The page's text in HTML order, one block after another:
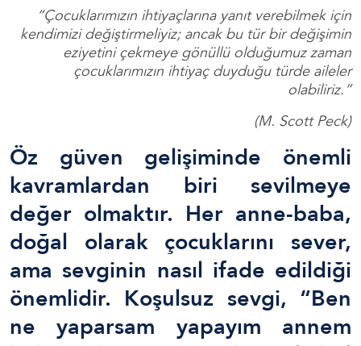
“Çocuklarımızın ihtiyaçlarına yanıt verebilmek için
kendimizi değiştirmeliyiz; ancak bu tür bir değişimin
eziyetini çekmeye gönüllü olduğumuz zaman
çocuklarımızın ihtiyaç duyduğu türde aileler
olabiliriz.”
(M. Scott Peck)
Öz güven gelişiminde önemli
kavramlardan biri sevilmeye
değer olmaktır. Her anne-baba,
doğal olarak çocuklarını sever,
ama sevginin nasıl ifade edildiği
önemlidir. Koşulsuz sevgi, “Ben
ne yaparsam yapayım annem